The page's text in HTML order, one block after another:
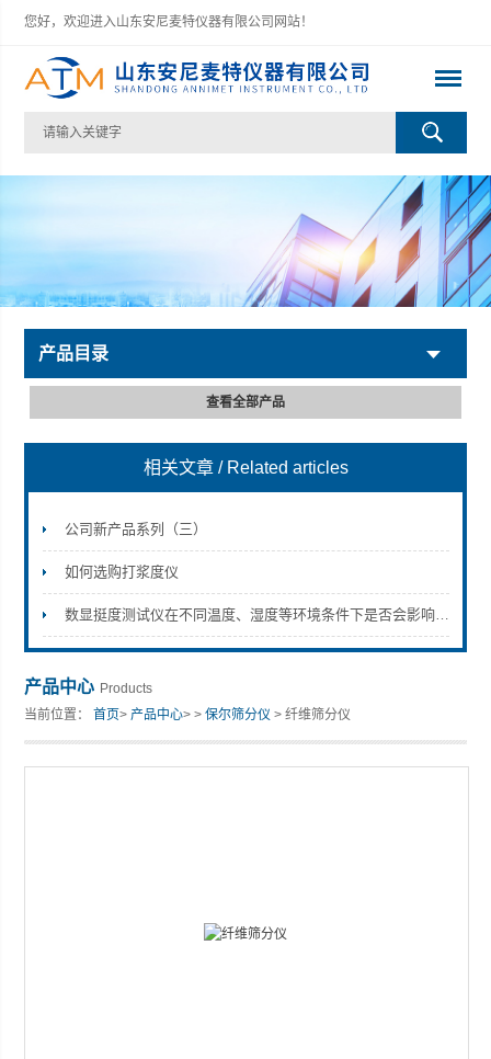
您好，欢迎进入山东安尼麦特仪器有限公司网站！
山东安尼麦特仪器有限公司
产品目录
查看全部产品
相关文章 / Related articles
公司新产品系列（三）
如何选购打浆度仪
数显挺度测试仪在不同温度、湿度等环境条件下是否会影响测量结果？
产品中心 Products
当前位置：首页>产品中心> >保尔筛分仪 > 纤维筛分仪